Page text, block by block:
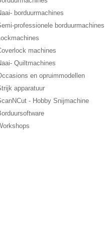
borduurmachines
professionele borduurmachines
machines
Quiltmachines
en opruimmodellen
apparatuur
- Hobby Snijmachine